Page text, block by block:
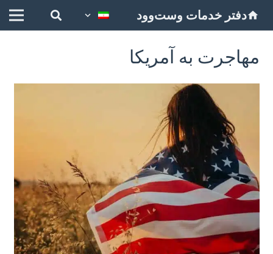
homeدفتر خدمات وست‌وود
مهاجرت به آمریکا